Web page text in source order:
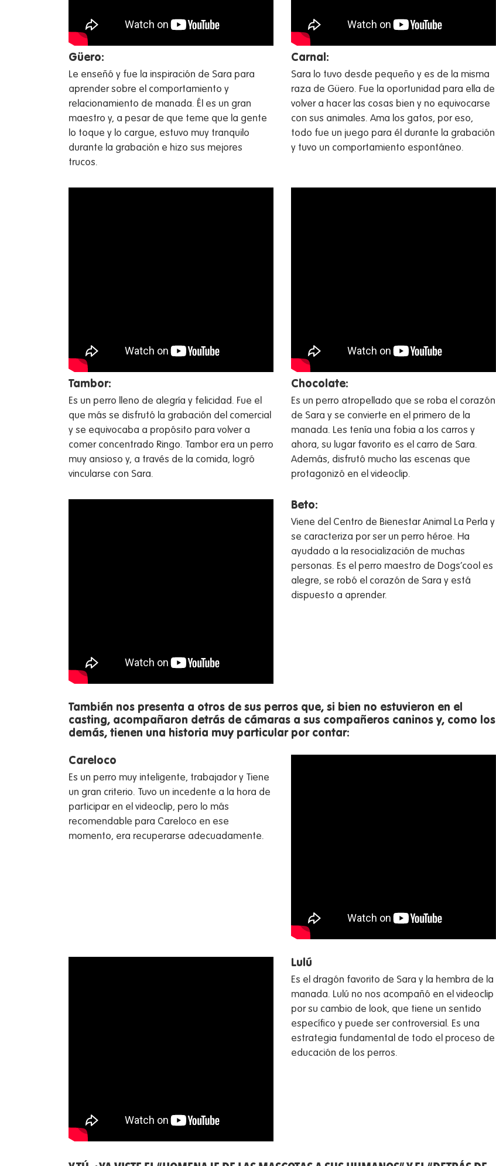
Güero:
Le enseñó y fue la inspiración de Sara para
aprender sobre el comportamiento y
relacionamiento de manada. Él es un gran
maestro y, a pesar de que teme que la gente
lo toque y lo cargue, estuvo muy tranquilo
durante la grabación e hizo sus mejores
trucos.
Carnal:
Sara lo tuvo desde pequeño y es de la misma
raza de Güero. Fue la oportunidad para ella de
volver a hacer las cosas bien y no equivocarse
con sus animales. Ama los gatos, por eso,
todo fue un juego para él durante la grabación
y tuvo un comportamiento espontáneo.
Tambor:
Es un perro lleno de alegría y felicidad. Fue el
que más se disfrutó la grabación del comercial
y se equivocaba a propósito para volver a
comer concentrado Ringo. Tambor era un perro
muy ansioso y, a través de la comida, logró
vincularse con Sara.
Chocolate:
Es un perro atropellado que se roba el corazón
de Sara y se convierte en el primero de la
manada. Les tenía una fobia a los carros y
ahora, su lugar favorito es el carro de Sara.
Además, disfrutó mucho las escenas que
protagonizó en el videoclip.
Beto:
Viene del Centro de Bienestar Animal La Perla y
se caracteriza por ser un perro héroe. Ha
ayudado a la resocialización de muchas
personas. Es el perro maestro de Dogs’cool es
alegre, se robó el corazón de Sara y está
dispuesto a aprender.
También nos presenta a otros de sus perros que, si bien no estuvieron en el
casting, acompañaron detrás de cámaras a sus compañeros caninos y, como los
demás, tienen una historia muy particular por contar:
Careloco
Es un perro muy inteligente, trabajador y Tiene
un gran criterio. Tuvo un incedente a la hora de
participar en el videoclip, pero lo más
recomendable para Careloco en ese
momento, era recuperarse adecuadamente.
Lulú
Es el dragón favorito de Sara y la hembra de la
manada. Lulú no nos acompañó en el videoclip
por su cambio de look, que tiene un sentido
específico y puede ser controversial. Es una
estrategia fundamental de todo el proceso de
educación de los perros.